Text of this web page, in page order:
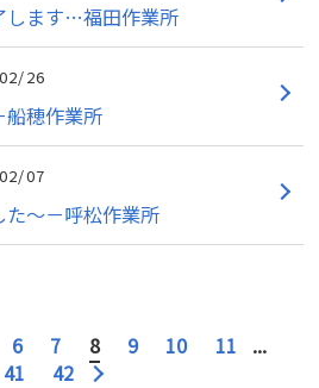
します…福田作業所
26
船穂作業所
07
～－呼松作業所
6 7 8 9 10 11
...
41
42